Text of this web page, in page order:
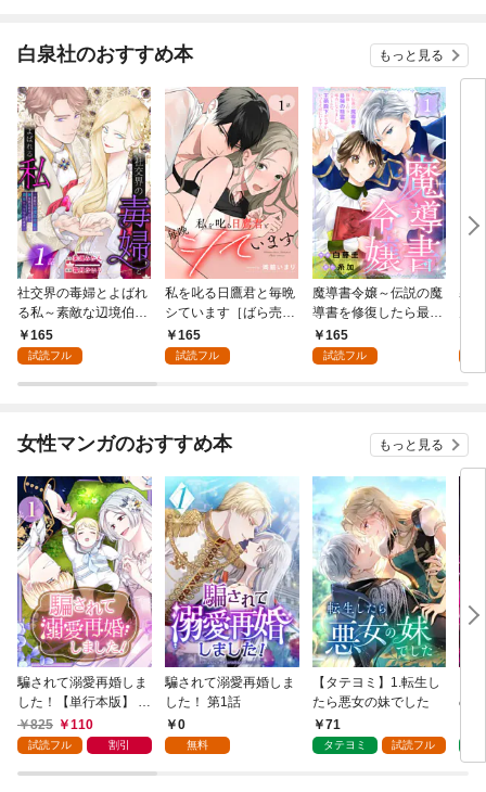
白泉社のおすすめ本 もっと見る
社交界の毒婦とよばれ
る私～素敵な辺境伯令
息に腕を折られたの
で、責任とってもらい
第1話
165
試読フル
私を叱る日鷹君と毎晩
シています［ばら売
り］ 第1話
165
試読フル
魔導書令嬢～伝説の魔
導書を修復したら最強
の精霊が味方になりま
した（クールな王弟殿
165
試読フル
寡
の
～
女性マンガのおすすめ本 もっと見る
騙されて溺愛再婚しま
した！【単行本版】 1
巻825 110
試読フル 割引
騙されて溺愛再婚しま
した！ 第1話
0
無料
【タテヨミ】1.転生し
たら悪女の妹でした
71
タテヨミ 試読フル
の